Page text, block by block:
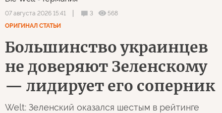
07 августа 2026 15:41 3
568
ОРИГИНАЛ СТАТЬИ
Большинство украинцев
не доверяют Зеленскому
— лидирует его соперник
Welt: Зеленский оказался шестым в рейтинге